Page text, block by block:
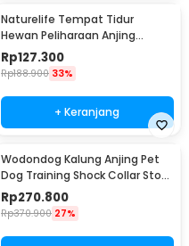
Naturelife Tempat Tidur
Hewan Peliharaan Anjing
Kucing Pet Dog Bed Size XXL -
NR884
Rp127.300
Rp188.900 33%
+ Keranjang
Wodondog Kalung Anjing Pet
Dog Training Shock Collar Stop
Barking 800M - JXG0031
Rp270.800
Rp370.900 27%